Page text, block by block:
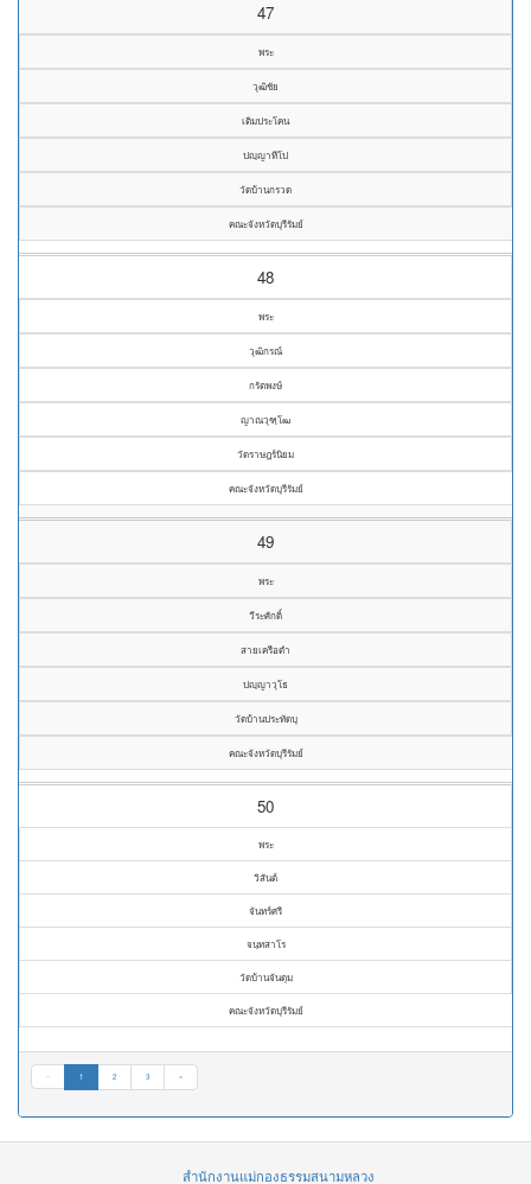
47
พระ
วุฒิชัย
เติมประโคน
ปญฺญาทีโป
วัดบ้านกรวด
คณะจังหวัดบุรีรัมย์
48
พระ
วุฒิกรณ์
กรัตพงษ์
ญาณวุฑฺโฒ
วัดราษฎร์นิยม
คณะจังหวัดบุรีรัมย์
49
พระ
วีระศักดิ์
สายเครือดำ
ปญฺญาวุโธ
วัดบ้านประทัดบุ
คณะจังหวัดบุรีรัมย์
50
พระ
วิสันต์
จันทร์ศรี
จนฺทสาโร
วัดบ้านจันดุม
คณะจังหวัดบุรีรัมย์
« 1 2 3 »
สำนักงานแม่กองธรรมสนามหลวง